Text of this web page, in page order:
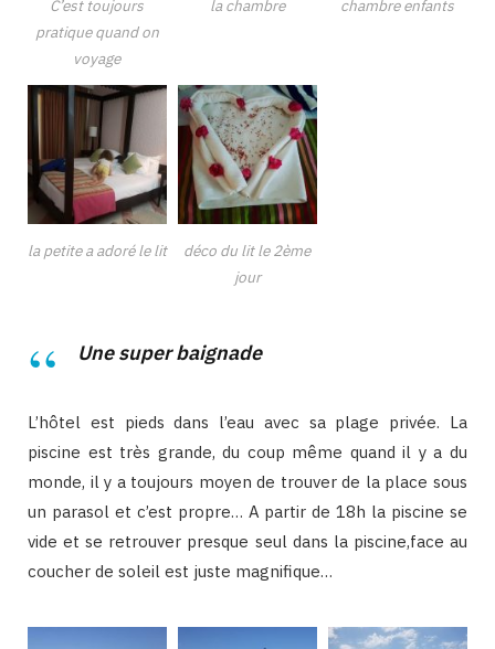
C’est toujours
pratique quand on
voyage
la chambre chambre enfants
la petite a adoré le lit
déco du lit le 2ème
jour
Une super baignade
L’hôtel est pieds dans l’eau avec sa plage privée. La
piscine est très grande, du coup même quand il y a du
monde, il y a toujours moyen de trouver de la place sous
un parasol et c’est propre… A partir de 18h la piscine se
vide et se retrouver presque seul dans la piscine,face au
coucher de soleil est juste magnifique…